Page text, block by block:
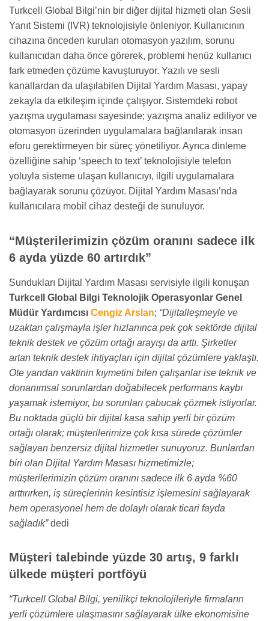
Turkcell Global Bilgi’nin bir diğer dijital hizmeti olan Sesli
Yanıt Sistemi (IVR) teknolojisiyle önleniyor. Kullanıcının
cihazına önceden kurulan otomasyon yazılım, sorunu
kullanıcıdan daha önce görerek, problemi henüz kullanıcı
fark etmeden çözüme kavuşturuyor. Yazılı ve sesli
kanallardan da ulaşılabilen Dijital Yardım Masası, yapay
zekayla da etkileşim içinde çalışıyor. Sistemdeki robot
yazışma uygulaması sayesinde; yazışma analiz ediliyor ve
otomasyon üzerinden uygulamalara bağlanılarak insan
eforu gerektirmeyen bir süreç yönetiliyor. Ayrıca dinleme
özelliğine sahip ‘speech to text’ teknolojisiyle telefon
yoluyla sisteme ulaşan kullanıcıyı, ilgili uygulamalara
bağlayarak sorunu çözüyor. Dijital Yardım Masası’nda
kullanıcılara mobil cihaz desteği de sunuluyor.
“Müşterilerimizin çözüm oranını sadece ilk
6 ayda yüzde 60 artırdık”
Sundukları Dijital Yardım Masası servisiyle ilgili konuşan
Turkcell Global Bilgi Teknolojik Operasyonlar Genel
Müdür Yardımcısı Cengiz Arslan; “Dijitalleşmeyle ve
uzaktan çalışmayla işler hızlanınca pek çok sektörde dijital
teknik destek ve çözüm ortağı arayışı da arttı. Şirketler
artan teknik destek ihtiyaçları için dijital çözümlere yaklaştı.
Öte yandan vaktinin kıymetini bilen çalışanlar ise teknik ve
donanımsal sorunlardan doğabilecek performans kaybı
yaşamak istemiyor, bu sorunları çabucak çözmek istiyorlar.
Bu noktada güçlü bir dijital kasa sahip yerli bir çözüm
ortağı olarak; müşterilerimize çok kısa sürede çözümler
sağlayan benzersiz dijital hizmetler sunuyoruz. Bunlardan
biri olan Dijital Yardım Masası hizmetimizle;
müşterilerimizin çözüm oranını sadece ilk 6 ayda %60
arttırırken, iş süreçlerinin kesintisiz işlemesini sağlayarak
hem operasyonel hem de dolaylı olarak ticari fayda
sağladık”dedi
Müşteri talebinde yüzde 30 artış, 9 farklı
ülkede müşteri portföyü
“Turkcell Global Bilgi, yenilikçi teknolojileriyle firmaların
yerli çözümlere ulaşmasını sağlayarak ülke ekonomisine